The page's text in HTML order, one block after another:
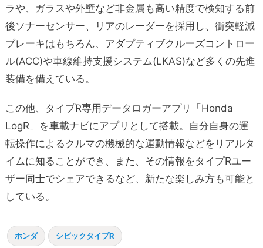
ラや、ガラスや外壁など非金属も高い精度で検知する前
後ソナーセンサー、リアのレーダーを採用し、衝突軽減
ブレーキはもちろん、アダプティブクルーズコントロー
ル(ACC)や車線維持支援システム(LKAS)など多くの先進
装備を備えている。
この他、タイプR専用データロガーアプリ「Honda
LogR」を車載ナビにアプリとして搭載。自分自身の運
転操作によるクルマの機械的な運動情報などをリアルタ
イムに知ることができ、また、その情報をタイプRユー
ザー同士でシェアできるなど、新たな楽しみ方も可能と
している。
ホンダ シビックタイプR